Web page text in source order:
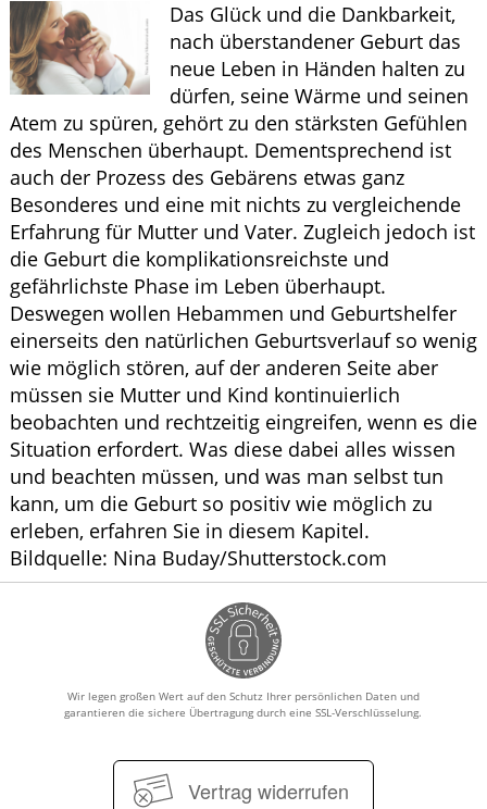
ELTERN UND KIND
Das Glück und die Dankbarkeit,
nach überstandener Geburt das
neue Leben in Händen halten zu
dürfen, seine Wärme und seinen
Atem zu spüren, gehört zu den stärksten Gefühlen
des Menschen überhaupt. Dementsprechend ist
auch der Prozess des Gebärens etwas ganz
Besonderes und eine mit nichts zu vergleichende
Erfahrung für Mutter und Vater. Zugleich jedoch ist
die Geburt die komplikationsreichste und
gefährlichste Phase im Leben überhaupt.
Deswegen wollen Hebammen und Geburtshelfer
einerseits den natürlichen Geburtsverlauf so wenig
wie möglich stören, auf der anderen Seite aber
müssen sie Mutter und Kind kontinuierlich
beobachten und rechtzeitig eingreifen, wenn es die
Situation erfordert. Was diese dabei alles wissen
und beachten müssen, und was man selbst tun
kann, um die Geburt so positiv wie möglich zu
erleben, erfahren Sie in diesem Kapitel.
Bildquelle: Nina Buday/Shutterstock.com
Wir legen großen Wert auf den Schutz Ihrer persönlichen Daten und
garantieren die sichere Übertragung durch eine SSL-Verschlüsselung.
Vertrag widerrufen